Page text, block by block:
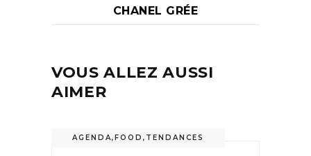
CHANEL GRÉE
VOUS ALLEZ AUSSI
AIMER
AGENDA, FOOD , TENDANCES